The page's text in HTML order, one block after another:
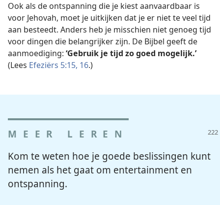
Ook als de ontspanning die je kiest aanvaardbaar is
voor Jehovah, moet je uitkijken dat je er niet te veel tijd
aan besteedt. Anders heb je misschien niet genoeg tijd
voor dingen die belangrijker zijn. De Bijbel geeft de
aanmoediging: ‘Gebruik je tijd zo goed mogelijk.’
(Lees Efeziërs 5:15, 16.)
MEER LEREN
Kom te weten hoe je goede beslissingen kunt
nemen als het gaat om entertainment en
ontspanning.